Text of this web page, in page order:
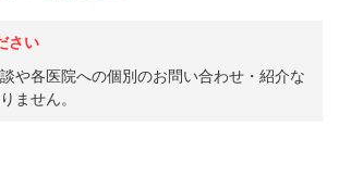
さい
や各医院への個別のお問い合わせ・紹介な
ません。